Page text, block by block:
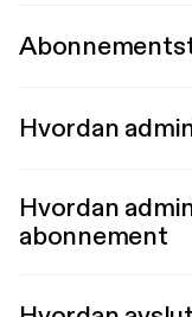
Hvordan
Hvordan
abonnement